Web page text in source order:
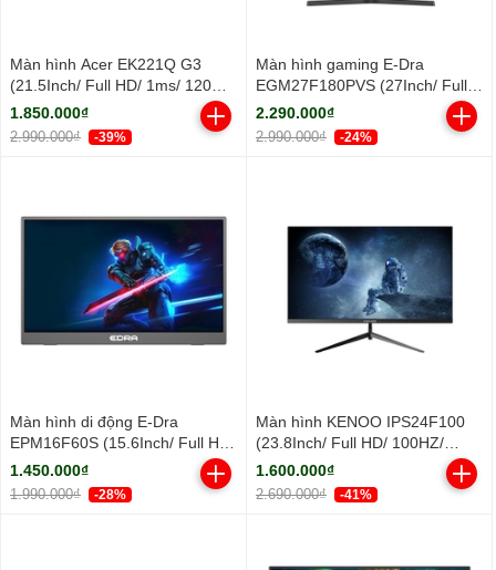
Màn hình Acer EK221Q G3
(21.5Inch/ Full HD/ 1ms/ 120Hz/
250cd/m2/ IPS)
1.850.000₫
2.990.000₫ -39%
Màn hình gaming E-Dra
EGM27F180PVS (27Inch/ Full
HD/ 1ms/ 180Hz/ 250cd/m2/
IPS)
2.290.000₫
2.990.000₫ -24%
Màn hình di động E-Dra
EPM16F60S (15.6Inch/ Full HD/
5ms/ IPS)
1.450.000₫
1.990.000₫ -28%
Màn hình KENOO IPS24F100
(23.8Inch/ Full HD/ 100HZ/
250cd/m2/ IPS)
1.600.000₫
2.690.000₫ -41%